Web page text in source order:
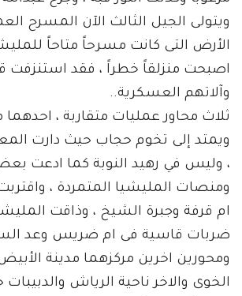
ويتولى الجيل الثالث الآن المسرح
الأرض التى كانت مسرحاً متاحاً
اصبحت منزلقاً خطراً ، فقد استنزفت
وآلاتهم العسكرية..
ثلاث محاور عمليات متقاربة ، احدهما
ويمتد إلى تخوم حجاب حيث دارت
، وليس في رهيد النوبة كما ادعت
ومنصات المليشيا المتمردة ،
ام قرفة وجبرة الشيخ ، وذاقت
ضربات قاسية فى ام ضريس وعد
ومحورين اخرين مركزهما مدينة
الخوى والاخر ناحية الرياش